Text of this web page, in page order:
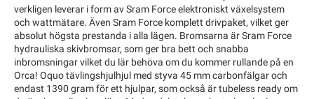
verkligen leverar i form av Sram Force elektroniskt växelsystem
och wattmätare. Även Sram Force komplett drivpaket, vilket ger
absolut högsta prestanda i alla lägen. Bromsarna är Sram Force
hydrauliska skivbromsar, som ger bra bett och snabba
inbromsningar vilket du lär behöva om du kommer rullande på en
Orca! Oquo tävlingshjulhjul med styva 45 mm carbonfälgar och
endast 1390 gram för ett hjulpar, som också är tubeless ready om